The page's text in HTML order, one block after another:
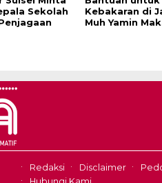
Sekolah
Kebakaran di
Muh Yamin
Redaksi Disclaimer